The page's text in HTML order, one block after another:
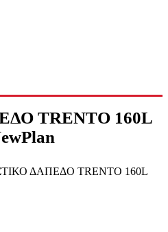
TRENTO 160L
ΔΑΠΕΔΟ TRENTO 160L